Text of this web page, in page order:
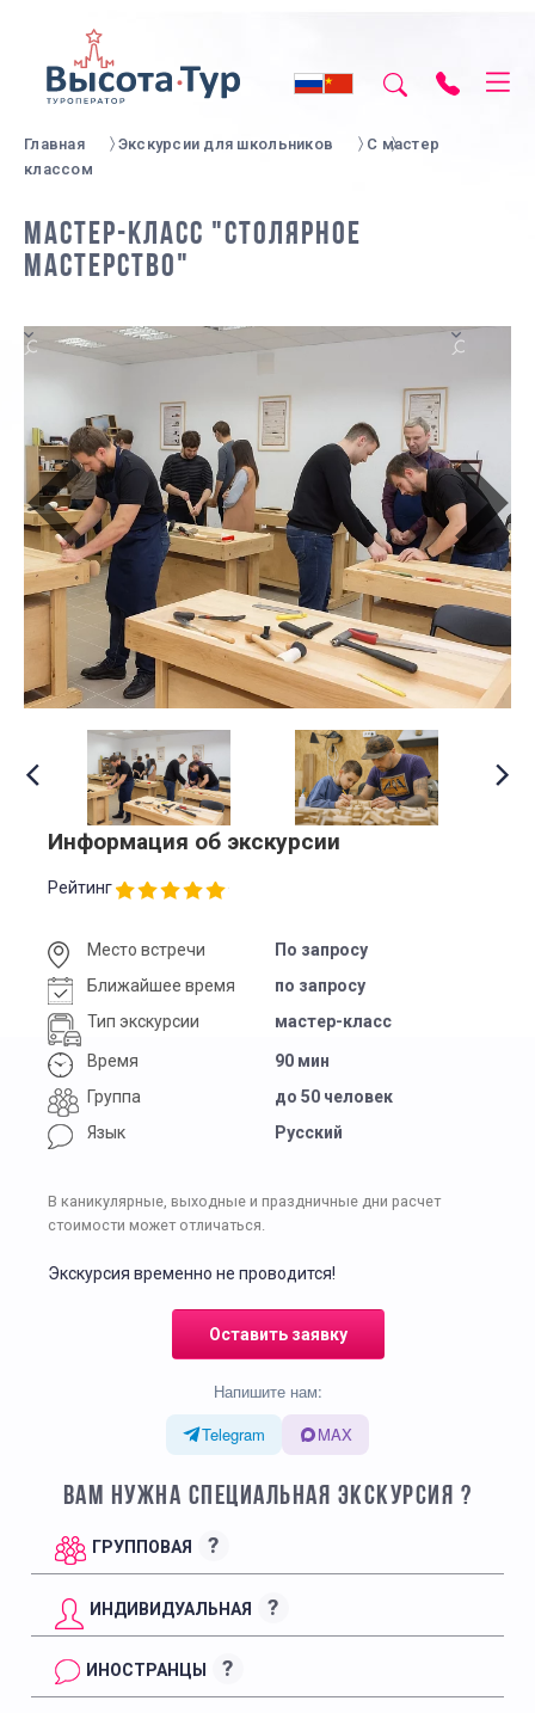
Главная Экскурсии для школьников
С мастер
классом
МАСТЕР-КЛАСС "СТОЛЯРНОЕ
МАСТЕРСТВО"
Информация об экскурсии
Рейтинг
Место встречи
По запросу
Ближайшее время
по запросу
Тип экскурсии
мастер-класс
Время
90 мин
Группа
до 50 человек
Язык
Русский
В каникулярные, выходные и праздничные дни расчет
стоимости может отличаться.
Экскурсия временно не проводится!
Оставить заявку
Напишите нам:
Telegram
MAX
ВАМ НУЖНА СПЕЦИАЛЬНАЯ ЭКСКУРСИЯ ?
ГРУППОВАЯ ?
ИНДИВИДУАЛЬНАЯ ?
ИНОСТРАНЦЫ ?